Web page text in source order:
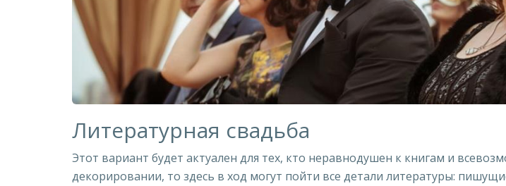
Литературная свадьба
Этот вариант будет актуален для тех, кто неравнодушен к книгам и
декорировании, то здесь в ход могут пойти все детали литературы: